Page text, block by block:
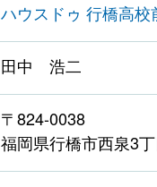
ハウスドゥ 行橋高校
田中 浩二
〒824-0038
福岡県行橋市西泉3